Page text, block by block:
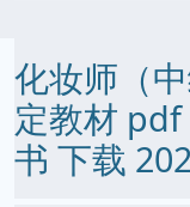
化妆师（
定教材
书 下载